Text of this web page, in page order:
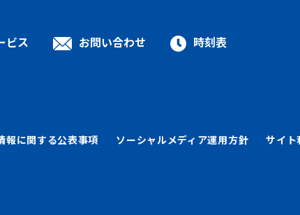
ビス お問い合わせ 時刻表
報に関する公表事項 ソーシャルメディア運用方針 サイト